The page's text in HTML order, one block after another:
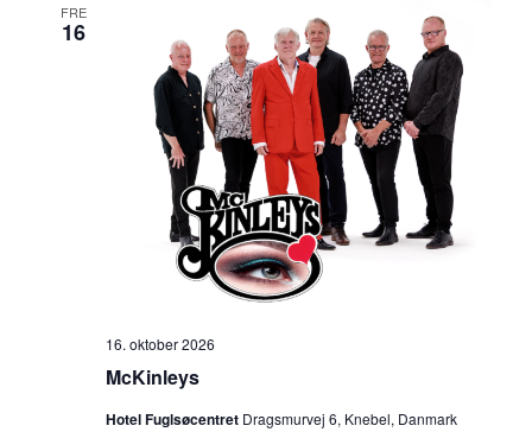
FRE
16
16. oktober 2026
McKinleys
Hotel Fuglsøcentret Dragsmurvej 6, Knebel, Danmark